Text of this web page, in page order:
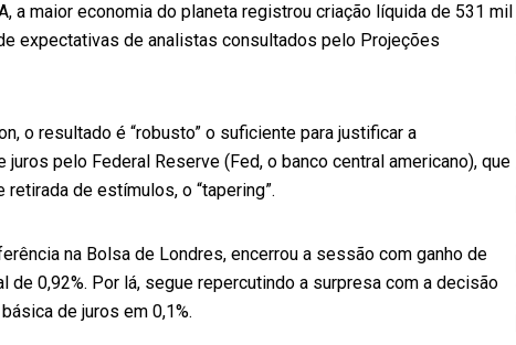
a maior economia do planeta registrou criação líquida de 531 mil
expectativas de analistas consultados pelo Projeções
o resultado é “robusto” o suficiente para justificar a
pelo Federal Reserve (Fed, o banco central americano), que
de estímulos, o “tapering”.
na Bolsa de Londres, encerrou a sessão com ganho de
de 0,92%. Por lá, segue repercutindo a surpresa com a decisão
de juros em 0,1%.